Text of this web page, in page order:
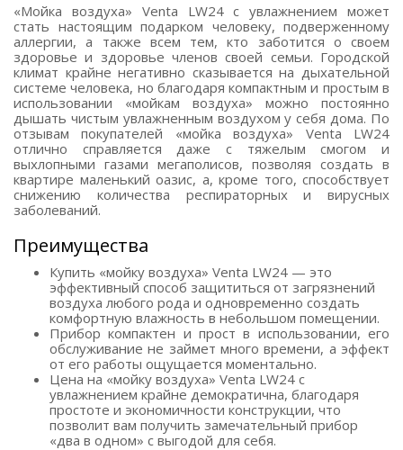
«Мойка воздуха» Venta LW24 с увлажнением может
стать настоящим подарком человеку, подверженному
аллергии, а также всем тем, кто заботится о своем
здоровье и здоровье членов своей семьи. Городской
климат крайне негативно сказывается на дыхательной
системе человека, но благодаря компактным и простым в
использовании «мойкам воздуха» можно постоянно
дышать чистым увлажненным воздухом у себя дома. По
отзывам покупателей «мойка воздуха» Venta LW24
отлично справляется даже с тяжелым смогом и
выхлопными газами мегаполисов, позволяя создать в
квартире маленький оазис, а, кроме того, способствует
снижению количества респираторных и вирусных
заболеваний.
Преимущества
Купить «мойку воздуха» Venta LW24 — это
эффективный способ защититься от загрязнений
воздуха любого рода и одновременно создать
комфортную влажность в небольшом помещении.
Прибор компактен и прост в использовании, его
обслуживание не займет много времени, а эффект
от его работы ощущается моментально.
Цена на «мойку воздуха» Venta LW24 с
увлажнением крайне демократична, благодаря
простоте и экономичности конструкции, что
позволит вам получить замечательный прибор
«два в одном» с выгодой для себя.